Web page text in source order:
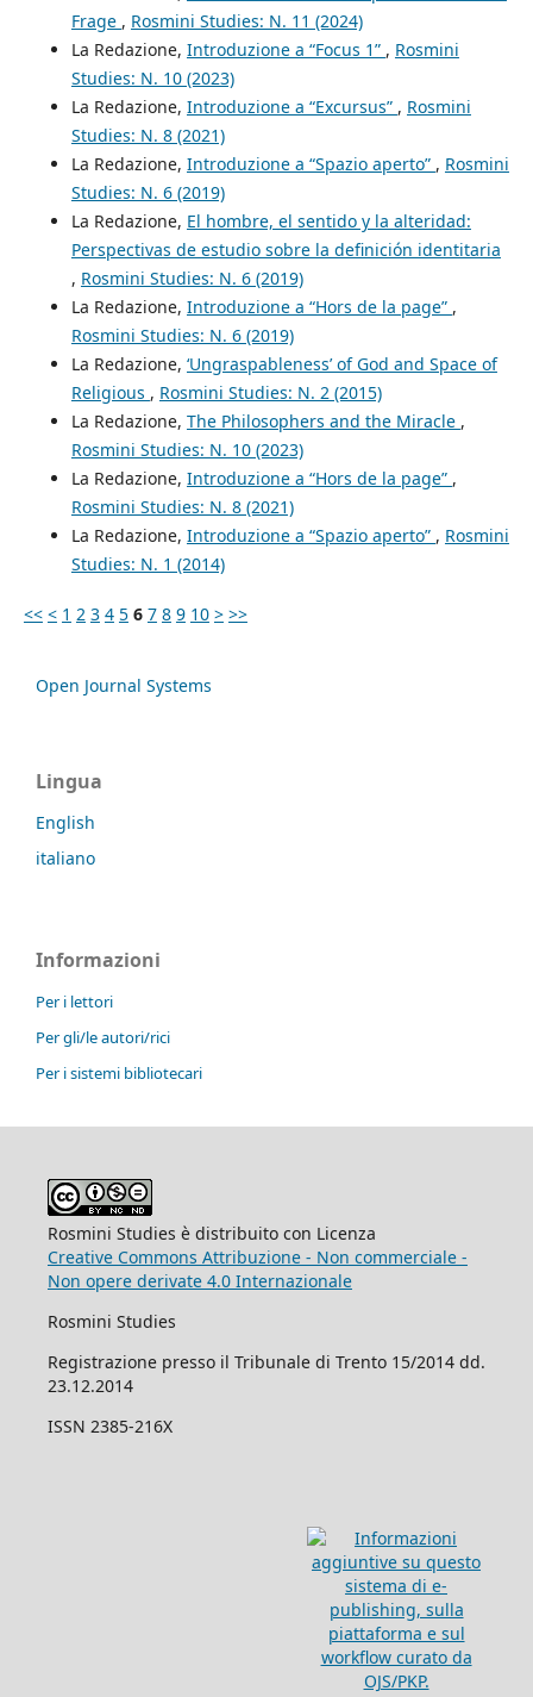
Frage , Rosmini Studies: N. 11 (2024)
La Redazione, Introduzione a “Focus 1” , Rosmini
Studies: N. 10 (2023)
La Redazione, Introduzione a “Excursus” , Rosmini
Studies: N. 8 (2021)
La Redazione, Introduzione a “Spazio aperto” , Rosmini
Studies: N. 6 (2019)
La Redazione, El hombre, el sentido y la alteridad:
Perspectivas de estudio sobre la definición identitaria
, Rosmini Studies: N. 6 (2019)
La Redazione, Introduzione a “Hors de la page” ,
Rosmini Studies: N. 6 (2019)
La Redazione, ‘Ungraspableness’ of God and Space of
Religious , Rosmini Studies: N. 2 (2015)
La Redazione, The Philosophers and the Miracle ,
Rosmini Studies: N. 10 (2023)
La Redazione, Introduzione a “Hors de la page” ,
Rosmini Studies: N. 8 (2021)
La Redazione, Introduzione a “Spazio aperto” , Rosmini
Studies: N. 1 (2014)
<< < 1 2 3 4 5 6 7 8 9 10 > >>
Open Journal Systems
Lingua
English
italiano
Informazioni
Per i lettori
Per gli/le autori/rici
Per i sistemi bibliotecari
Rosmini Studies è distribuito con Licenza
Creative Commons Attribuzione - Non commerciale -
Non opere derivate 4.0 Internazionale
Rosmini Studies
Registrazione presso il Tribunale di Trento 15/2014 dd.
23.12.2014
ISSN 2385-216X